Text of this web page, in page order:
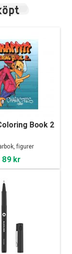
Book 2
figurer
89 kr